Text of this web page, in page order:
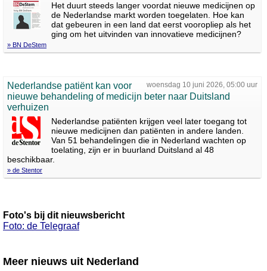
Het duurt steeds langer voordat nieuwe medicijnen op
de Nederlandse markt worden toegelaten. Hoe kan
dat gebeuren in een land dat eerst vooropliep als het
ging om het uitvinden van innovatieve medicijnen?
» BN DeStem
woensdag 10 juni 2026, 05:00 uur
Nederlandse patiënt kan voor
nieuwe behandeling of medicijn beter naar Duitsland
verhuizen
Nederlandse patiënten krijgen veel later toegang tot
nieuwe medicijnen dan patiënten in andere landen.
Van 51 behandelingen die in Nederland wachten op
toelating, zijn er in buurland Duitsland al 48
beschikbaar.
» de Stentor
Foto's bij dit nieuwsbericht
Foto: de Telegraaf
Meer nieuws uit Nederland